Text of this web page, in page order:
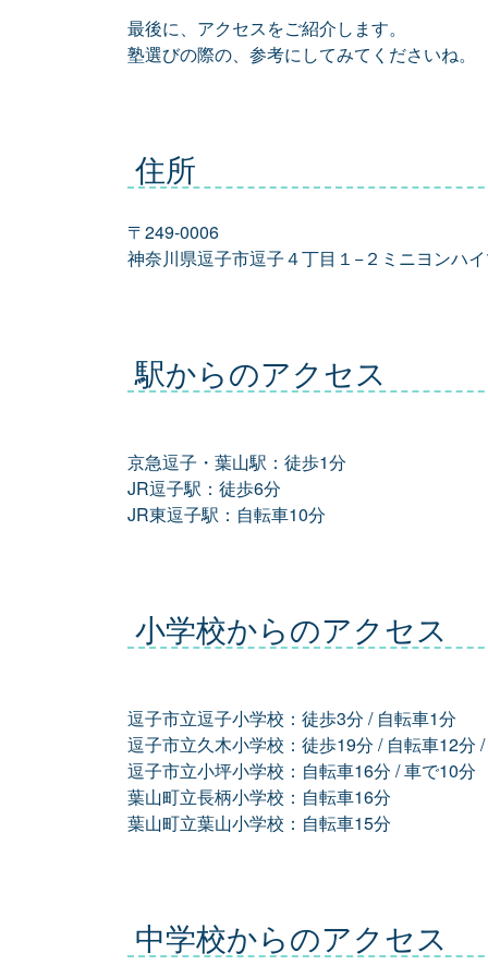
最後に、アクセスをご紹介します。
塾選びの際の、参考にしてみてくださいね。
住所
〒249-0006
神奈川県逗子市逗子４丁目１−２ミニヨンハ
駅からのアクセス
京急逗子・葉山駅：徒歩1分
JR逗子駅：徒歩6分
JR東逗子駅：自転車10分
小学校からのアクセス
逗子市立逗子小学校：徒歩3分 / 自転車1分
逗子市立久木小学校：徒歩19分 / 自転車12分
逗子市立小坪小学校：自転車16分 / 車で10分
葉山町立長柄小学校：自転車16分
葉山町立葉山小学校：自転車15分
中学校からのアクセス